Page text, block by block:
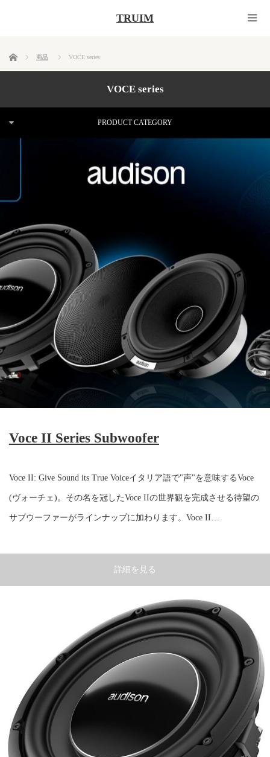
TRUIM
ホーム 商品 VOCE series
VOCE series
PRODUCT CATEGORY
Voce II Series Subwoofer
Voce II: Give Sound its True Voiceイタリア語で"声"を意味するVoce
(ヴォーチェ)。その名を冠したVoce IIの世界観を完成させる待望の
サブウーファーがラインナップに加わります。Voce II…
詳細を見る